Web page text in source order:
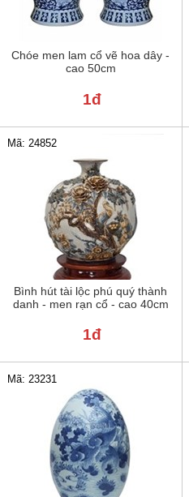
Chóe men lam cổ vẽ hoa dây -
cao 50cm
1đ
Bình hút tài lộc phú quý thành
danh - men rạn cổ - cao 40cm
Mã: 24852
1đ
Mã: 23231